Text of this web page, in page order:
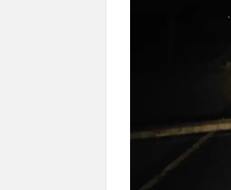
77वें राज्यव्यापी वन
मुख्यमंत्री हेमन्त
JPSC आंदोलन:
खराब साइकिलों पर
जेपीएससी-